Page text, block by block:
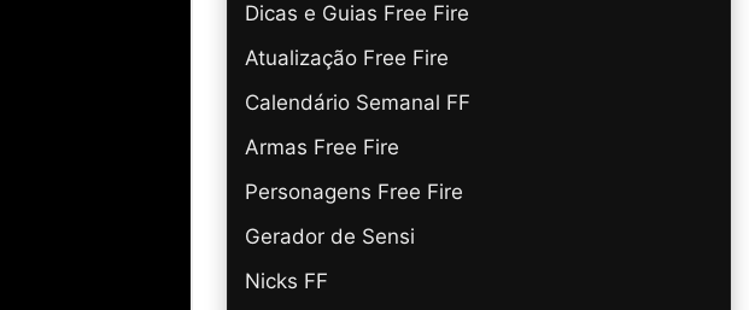
Dicas e Guias Free Fire
Atualização Free Fire
Calendário Semanal FF
Armas Free Fire
Personagens Free Fire
Gerador de Sensi
Nicks FF